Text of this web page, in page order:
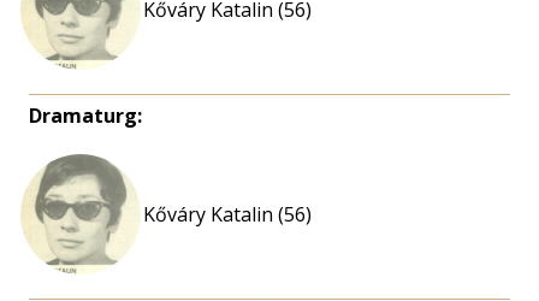
Kőváry Katalin (56)
Dramaturg:
Kőváry Katalin (56)